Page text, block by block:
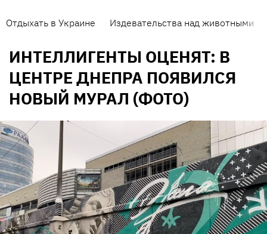
Отдыхать в Украине Издевательства над животными
ИНТЕЛЛИГЕНТЫ ОЦЕНЯТ: В
ЦЕНТРЕ ДНЕПРА ПОЯВИЛСЯ
НОВЫЙ МУРАЛ (ФОТО)